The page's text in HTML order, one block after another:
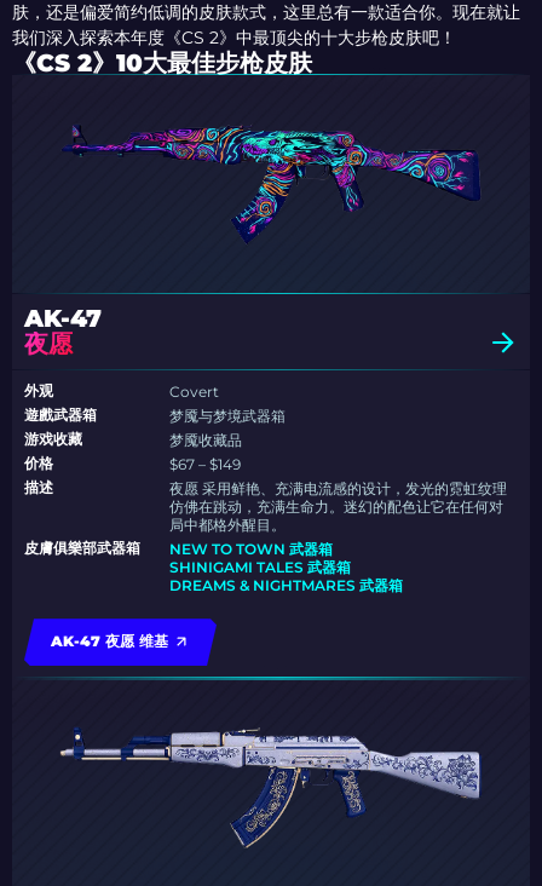
肤，还是偏爱简约低调的皮肤款式，这里总有一款适合你。现在就让
我们深入探索本年度《CS 2》中最顶尖的十大步枪皮肤吧！
《CS 2》10大最佳步枪皮肤
AK-47
夜愿
外观
Covert
遊戲武器箱
梦魇与梦境武器箱
游戏收藏
梦魇收藏品
价格
$67 – $149
描述
夜愿 采用鲜艳、充满电流感的设计，发光的霓虹纹理
仿佛在跳动，充满生命力。迷幻的配色让它在任何对
局中都格外醒目。
皮膚俱樂部武器箱
NEW TO TOWN 武器箱
SHINIGAMI TALES 武器箱
DREAMS & NIGHTMARES 武器箱
AK-47 夜愿 维基